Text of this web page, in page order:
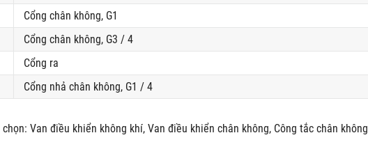
Cổng chân không, G1
Cổng chân không, G3 / 4
Cổng ra
Cổng nhả chân không, G1 / 4
Van điều khiển không khí, Van điều khiển chân không, Công tắc chân không